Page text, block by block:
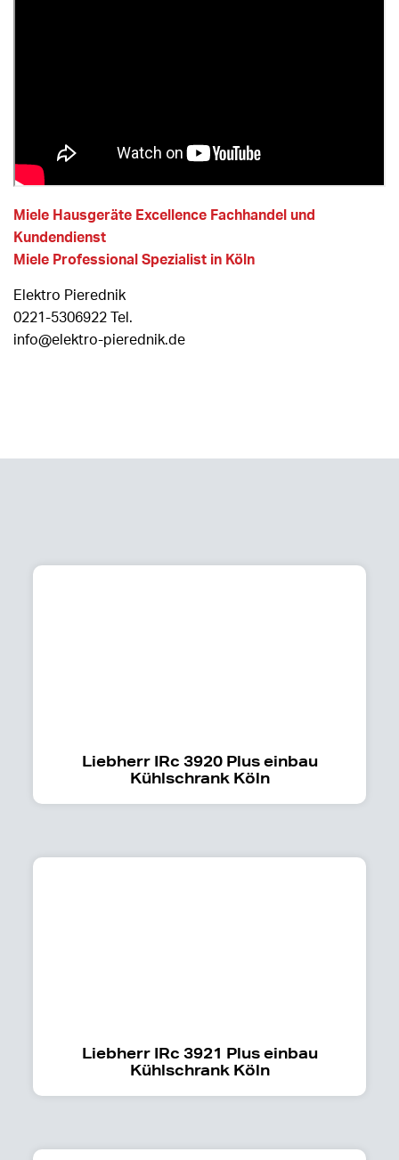
Miele Hausgeräte Excellence Fachhandel und
Kundendienst
Miele Professional Spezialist in Köln
Elektro Pierednik
0221-5306922 Tel.
info@elektro-pierednik.de
Liebherr IRc 3920 Plus einbau
Kühlschrank Köln
Liebherr IRc 3921 Plus einbau
Kühlschrank Köln